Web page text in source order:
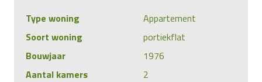
Type woning
Appartement
Soort woning
portiekflat
Bouwjaar
1976
Aantal kamers
2